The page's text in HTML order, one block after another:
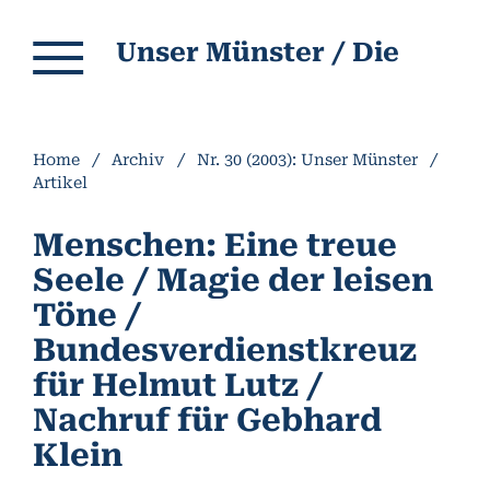
Home / Archiv / Nr. 30 (2003): Unser Münster
/
Artikel
Menschen: Eine treue
Seele / Magie der leisen
Töne /
Bundesverdienstkreuz
für Helmut Lutz /
Nachruf für Gebhard
Klein